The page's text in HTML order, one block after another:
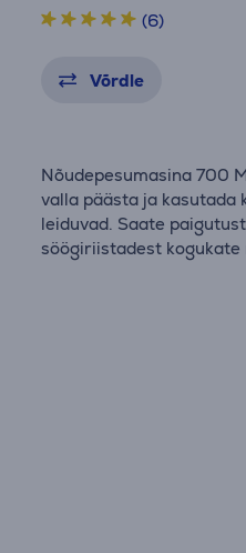
(6)
Võrdle
Nõudepesumasina 700
valla päästa ja kasutada
leiduvad. Saate
söögiriistadest kogukate